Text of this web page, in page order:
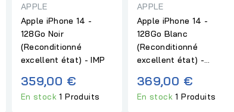
APPLE
Apple iPhone 14 -
128Go Noir
(Reconditionné
excellent état) - IMP
359,00 €
En stock1 Produits
APPLE
Apple iPhone 14 -
128Go Blanc
(Reconditionné
excellent état) -...
369,00 €
En stock1 Produits